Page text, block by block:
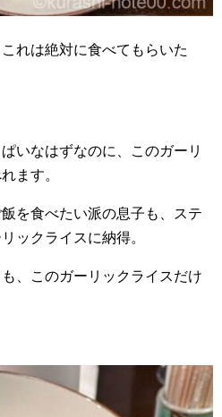
れは絶対に食べてもらいた
いなはずなのに、このガーリ
ます。
を食べたい派の息子も、ステ
ックライスに納得。
、このガーリックライスだけ